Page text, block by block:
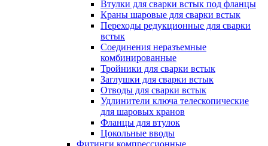
Втулки для сварки встык под фланцы
Краны шаровые для сварки встык
Переходы редукционные для сварки
встык
Соединения неразъемные
комбинированные
Тройники для сварки встык
Заглушки для сварки встык
Отводы для сварки встык
Удлинители ключа телескопические
для шаровых кранов
Фланцы для втулок
Цокольные вводы
Фитинги компрессионные